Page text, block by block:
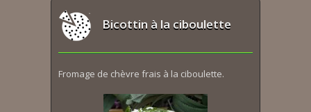
Bicottin à la ciboulette
Fromage de chèvre frais à la ciboulette.